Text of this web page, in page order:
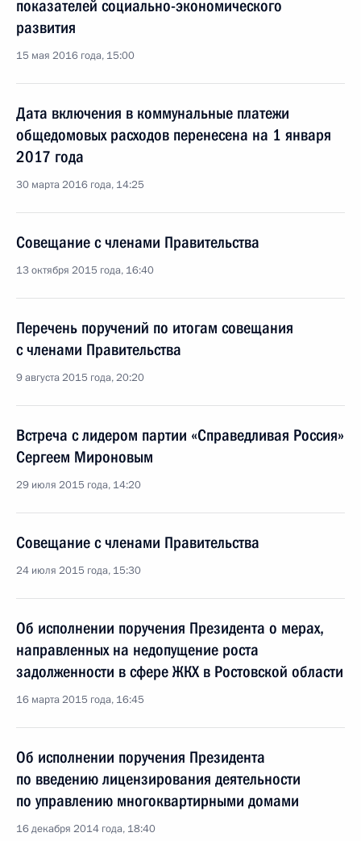
показателей социально-экономического
развития
15 мая 2016 года, 15:00
Дата включения в коммунальные платежи
общедомовых расходов перенесена на 1 января
2017 года
30 марта 2016 года, 14:25
Совещание с членами Правительства
13 октября 2015 года, 16:40
Перечень поручений по итогам совещания
с членами Правительства
9 августа 2015 года, 20:20
Встреча с лидером партии «Справедливая Россия»
Сергеем Мироновым
29 июля 2015 года, 14:20
Совещание с членами Правительства
24 июля 2015 года, 15:30
Об исполнении поручения Президента о мерах,
направленных на недопущение роста
задолженности в сфере ЖКХ в Ростовской области
16 марта 2015 года, 16:45
Об исполнении поручения Президента
по введению лицензирования деятельности
по управлению многоквартирными домами
16 декабря 2014 года, 18:40